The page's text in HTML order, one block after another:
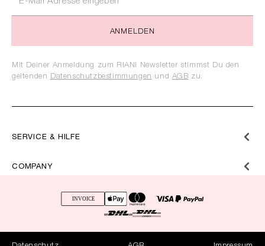
SERVICE & HILFE
COMPANY
ANMELDEN
Mit Deiner Anmeldung zum RIANI Newsletter stimmst Du den
geltenden Datenschutzbestimmungen und AGB zu.